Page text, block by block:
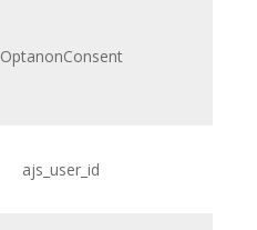
OptanonConsent
ajs_user_id